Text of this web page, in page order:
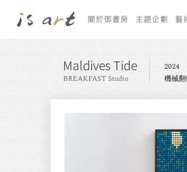
關於御書房 主題企劃 藝
Maldives Tide
BREAKFAST Studio
2024
機械